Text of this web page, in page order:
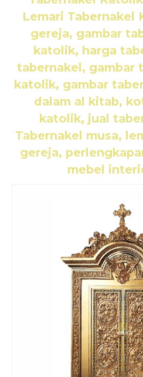
Lemari Tabernakel
gereja, gambar
katolik, harga
tabernakel, gambar
katolik, gambar
dalam al kitab,
katolik, jual
Tabernakel musa,
gereja,
mebel